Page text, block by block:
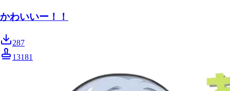
かわいいー！！
287
13181